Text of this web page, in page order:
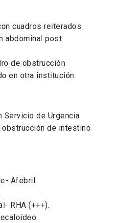
cuadros reiterados
abdominal post
de obstrucción
en otra institución
Servicio de Urgencia
obstrucción de intestino
Afebril.
RHA (+++).